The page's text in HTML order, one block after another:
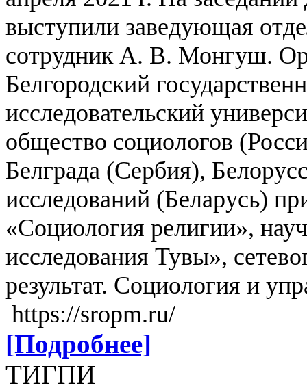
выступили заведующая
сотрудник А. В. Монгуш.
Белгородский
исследовательский
общество социологов
Белграда (Сербия),
исследований (Беларусь)
«Социология религии»,
исследования Тувы»,
результат. Социология и
https://sropm.ru/
[Подробнее]
ТИГПИ